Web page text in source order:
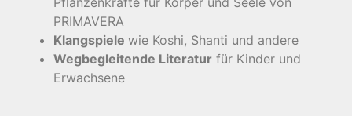
PRIMAVERA
Klangspiele wie Koshi, Shanti und andere
Wegbegleitende Literaturfür Kinder und
Erwachsene